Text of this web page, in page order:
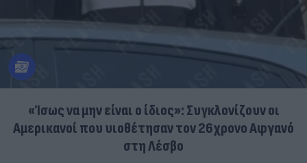
«Ίσως να μην είναι ο ίδιος»: Συγκλονίζουν οι
Αμερικανοί που υιοθέτησαν τον 26χρονο Αφγανό
στη Λέσβο